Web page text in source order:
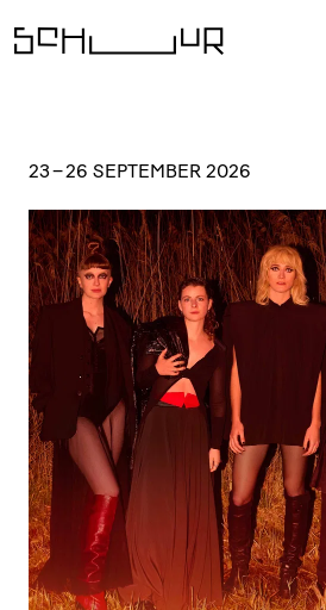
23–26 SEPTEMBER 2026